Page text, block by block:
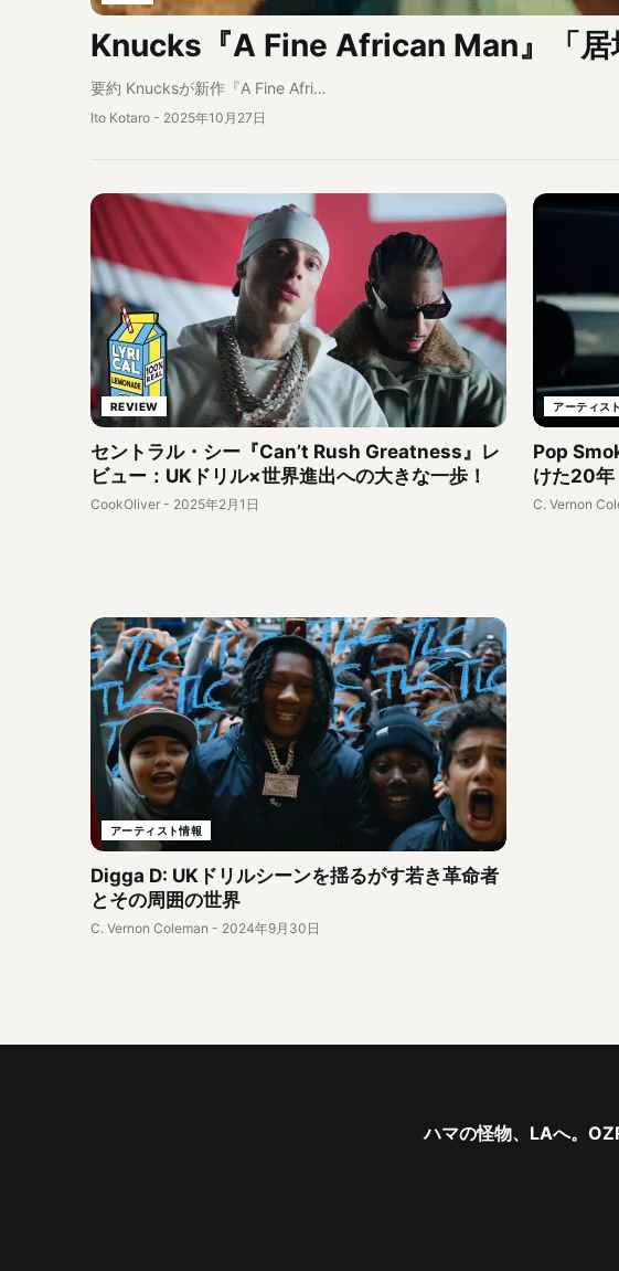
Knucks『A Fine African Man』「居
要約 Knucksが新作『A Fine Afri…
Ito Kotaro - 2025年10月27日
REVIEW
セントラル・シー『Can’t Rush Greatness』レ
ビュー：UKドリル×世界進出への大きな一歩！
CookOliver - 2025年2月1日
アーティス
Pop
けた20年
C. Vernon
アーティスト情報
Digga D: UKドリルシーンを揺るがす若き革命者
とその周囲の世界
C. Vernon Coleman - 2024年9月30日
ハマの怪物、LAへ。